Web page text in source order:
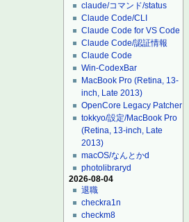
claude/コマンド/status
Claude Code/CLI
Claude Code for VS Code
Claude Code/認証情報
Claude Code
Win-CodexBar
MacBook Pro (Retina, 13-
inch, Late 2013)
OpenCore Legacy Patcher
tokkyo/設定/MacBook Pro
(Retina, 13-inch, Late
2013)
macOS/なんとかd
photolibraryd
2026-08-04
退職
checkra1n
checkm8